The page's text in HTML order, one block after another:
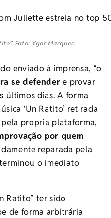
Foto: Ygor Marques
enviado à imprensa, “o
se defender e provar
últimos dias. A forma
‘Un Ratito’ retirada
própria plataforma,
por quem
reparada pela
o imediato
Ratito” ter sido
de forma arbitrária